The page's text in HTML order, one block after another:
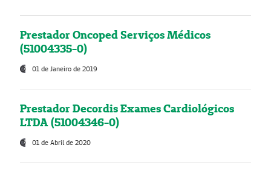
Prestador Oncoped Serviços Médicos
(51004335-0)
01 de Janeiro de 2019
Prestador Decordis Exames Cardiológicos
LTDA (51004346-0)
01 de Abril de 2020